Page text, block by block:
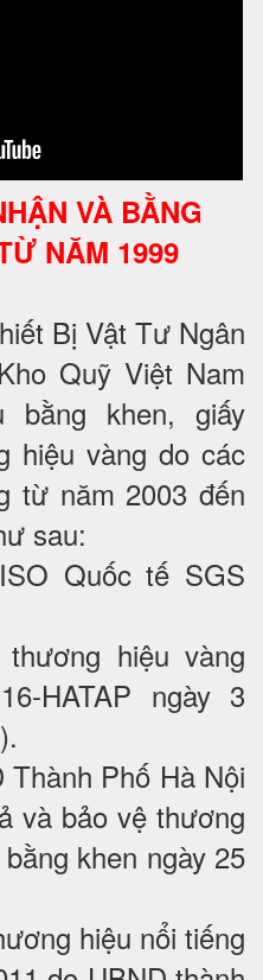
VÀ BẰNG
NĂM 1999
Bị Vật Tư Ngân
Quỹ Việt Nam
bằng khen, giấy
hiệu vàng do các
từ năm 2003 đến
sau:
Quốc tế SGS
hiệu vàng
HATAP ngày 3
Phố Hà Nội
và bảo vệ thương
khen ngày 25
hiệu nổi tiếng